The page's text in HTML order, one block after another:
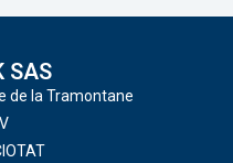
SAS
de la Tramontane